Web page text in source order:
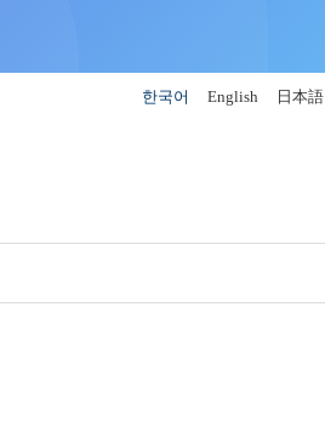
한국어 English 日本語